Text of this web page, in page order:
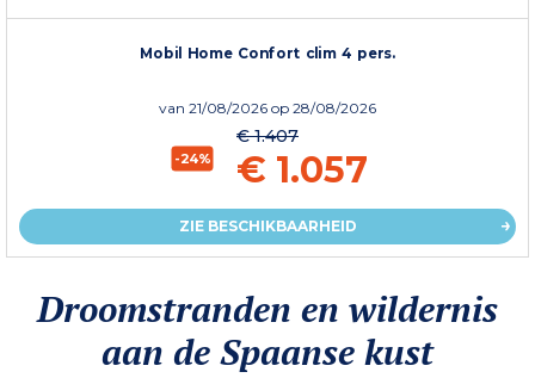
Mobil Home Confort clim 4 pers.
van 21/08/2026 op 28/08/2026
-24%
€ 1.407
€ 1.057
ZIE BESCHIKBAARHEID
Droomstranden en wildernis
aan de Spaanse kust